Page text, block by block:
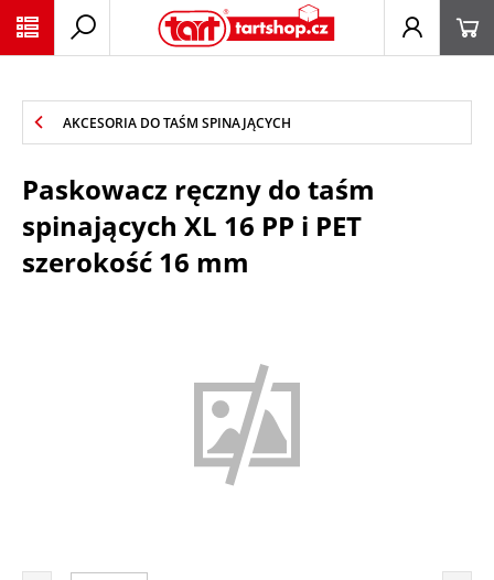
AKCESORIA DO TAŚM SPINAJĄCYCH
Paskowacz ręczny do taśm
spinających XL 16 PP i PET
szerokość 16 mm